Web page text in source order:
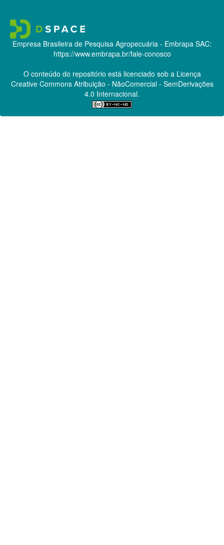
Empresa Brasileira de Pesquisa Agropecuária - Embrapa SAC:
https://www.embrapa.br/fale-conosco
O conteúdo do repositório está licenciado sob a Licença
Creative CommonsAtribuição - NãoComercial - SemDerivações
4.0 Internacional.